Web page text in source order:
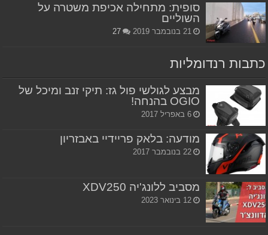
סופית: מתחילה אכיפת משטרה על
השוליים
21 בנובמבר 2019 27
כתבות רנדומליות
מבצע לגולשי פול גז: תיקי זנב ומיכל של
OGIO בהנחה!
6 באפריל 2017
מודעה: בלאק פריידיי באבזריון
22 בנובמבר 2017
מסביב ללונג'יה XDV250
12 בינואר 2023